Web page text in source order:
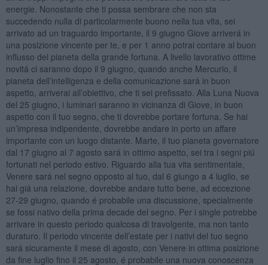
energie. Nonostante che ti possa sembrare che non sta
succedendo nulla di particolarmente buono nella tua vita, sei
arrivato ad un traguardo importante, il 9 giugno Giove arriverá in
una posizione vincente per te, e per 1 anno potrai contare al buon
influsso del pianeta della grande fortuna. A livello lavorativo ottime
novitá ci saranno dopo il 9 giugno, quando anche Mercurio, il
pianeta dell’intelligenza e della comunicazione sará in buon
aspetto, arriverai all’obiettivo, che ti sei prefissato. Alla Luna Nuova
del 25 giugno, i luminari saranno in vicinanza di Giove, in buon
aspetto con il tuo segno, che ti dovrebbe portare fortuna. Se hai
un’impresa indipendente, dovrebbe andare in porto un affare
importante con un luogo distante. Marte, il tuo pianeta governatore
dal 17 giugno al 7 agosto sará in ottimo aspetto, sei tra i segni piú
fortunati nel periodo estivo. Riguardo alla tua vita sentimentale,
Venere sará nel segno opposto al tuo, dal 6 giungo a 4 luglio, se
hai giá una relazione, dovrebbe andare tutto bene, ad eccezione
27-29 giugno, quando é probabile una discussione, specialmente
se fossi nativo della prima decade del segno. Per i single potrebbe
arrivare in questo periodo qualcosa di travolgente, ma non tanto
duraturo. Il periodo vincente dell’estate per i nativi del tuo segno
sará sicuramente il mese di agosto, con Venere in ottima posizione
da fine luglio fino il 25 agosto, é probabile una nuova conoscenza